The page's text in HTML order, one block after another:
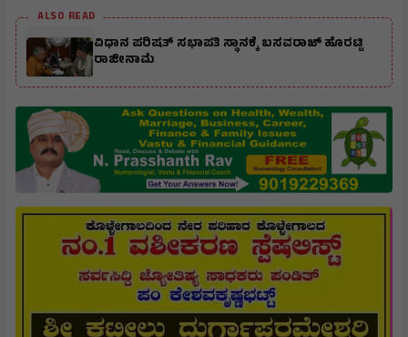
ALSO READ
ವಿಧಾನ ಪರಿಷತ್ ಸಭಾಪತಿ ಸ್ಥಾನಕ್ಕೆ ಬಸವರಾಜ್ ಹೊರಟ್ಟಿ
ರಾಜೀನಾಮೆ